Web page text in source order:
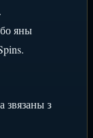
яны
звязаны з